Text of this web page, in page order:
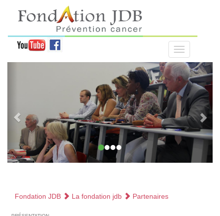
Fondation JDB La fondation jdb Partenaires